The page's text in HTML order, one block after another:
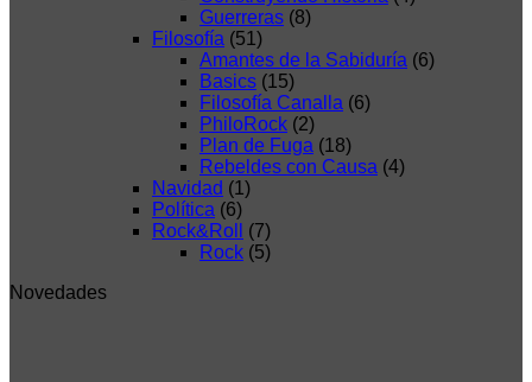
Guerreras (8)
Filosofía (51)
Amantes de la Sabiduría (6)
Basics (15)
Filosofía Canalla (6)
PhiloRock (2)
Plan de Fuga (18)
Rebeldes con Causa (4)
Navidad (1)
Política (6)
Rock&Roll
(7)
Rock (5)
Novedades